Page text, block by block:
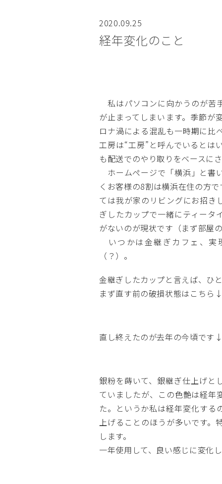
ナ
ー
シ
ョ
ン
2020.09.25
経年変化のこと
私はパソコンに向かうのが苦
が止まってしまいます。季節が
ロナ渦による混乱も一時期に比
工房は“工房”と呼んでいるとは
も配送でのやり取りをベースに
ホームページで「横浜」と書
くお客様の8割は横浜在住の方
ては我が家のリビングにお招き
ぎしたカップで一緒にティータ
がないのが現状です（まず部屋
いつかは金継ぎカフェ、実
（？）。
金継ぎしたカップと言えば、ひ
まず直す前の破損状態はこちら
直し終えたのが去年の今頃です
銀粉を蒔いて、銀継ぎ仕上げと
ていましたが、この色艶は経年
た。というか私は経年変化する
上げることのほうが多いです。
します。
一年使用して、良い感じに変化